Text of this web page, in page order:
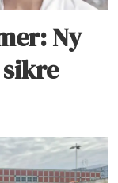
Ny